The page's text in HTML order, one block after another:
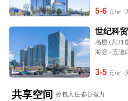
5-6元/㎡·
世纪科
高层 (共31
海淀 - 五道
3-5元/㎡·
共享空间 拎包入住省心省力